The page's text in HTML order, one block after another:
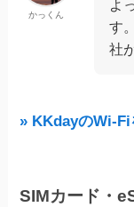
かっくん
よ
す
社
» KKdayのWi-Fi
SIMカード・